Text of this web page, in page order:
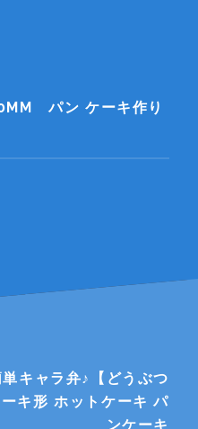
パン ケーキ作り
キャラ弁♪【どうぶつ
キ形 ホットケーキ パ
ンケーキ